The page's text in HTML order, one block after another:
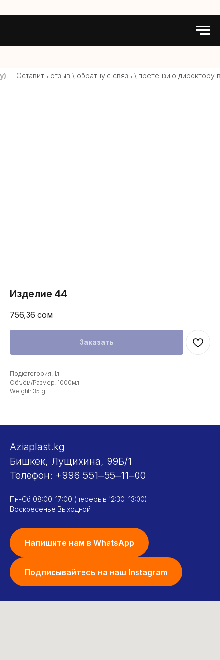
Оставить отзыв \ обратную связь \ претензию директору
Изделие 44
756,36 сом
Заказать
Подкатегория: 1л
Объём/Размер: 1000мл
Weight: 35 g
Aziaplast.kg
Бишкек, Лущихина, 99Б/1
Телефон: +996 551‒55‒11‒00
Пн-Сб 08:00–17:00 (перерыв 12:30–13:00)
Воскресенье Выходной
Напишите нам в WhatsApp
Подписывайтесь на наш Instagram